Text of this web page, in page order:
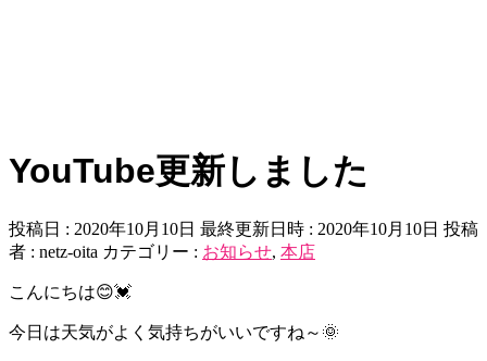
YouTube更新しました
投稿日 : 2020年10月10日 最終更新日時 : 2020年10月10日 投稿
者 : netz-oita カテゴリー : お知らせ, 本店
こんにちは😊💓
今日は天気がよく気持ちがいいですね～🌞